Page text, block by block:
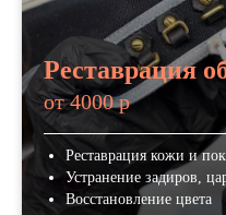
Реставрация
от 4000 р
Реставрация кожи и
Устранение задиров,
Восстановление цвета